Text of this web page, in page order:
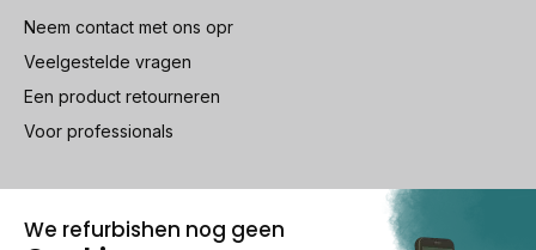
Neem contact met ons opr
Veelgestelde vragen
Een product retourneren
Voor professionals
100% beveiligde betaling